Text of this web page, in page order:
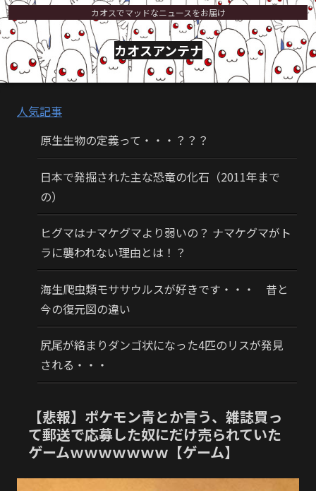
カオスでマッドなニュースをお届け
カオスアンテナ
人気記事
原生生物の定義って・・・？？？
日本で発掘された主な恐竜の化石（2011年まで
の）
ヒグマはナマケグマより弱いの？ ナマケグマがト
ラに襲われない理由とは！？
海生爬虫類モササウルスが好きです・・・ 昔と
今の復元図の違い
尻尾が絡まりダンゴ状になった4匹のリスが発見
される・・・
【悲報】ポケモン青とか言う、雑誌買っ
て郵送で応募した奴にだけ売られていた
ゲームｗｗｗｗｗｗｗ【ゲーム】